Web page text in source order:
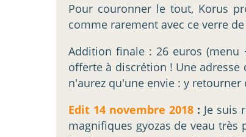
Pour couronner le tout, Korus
comme rarement avec ce verre
Addition finale : 26 euros (menu
offerte à discrétion ! Une
n'aurez qu'une envie : y
Edit 14 novembre 2018: Je suis
magnifiques gyozas de veau